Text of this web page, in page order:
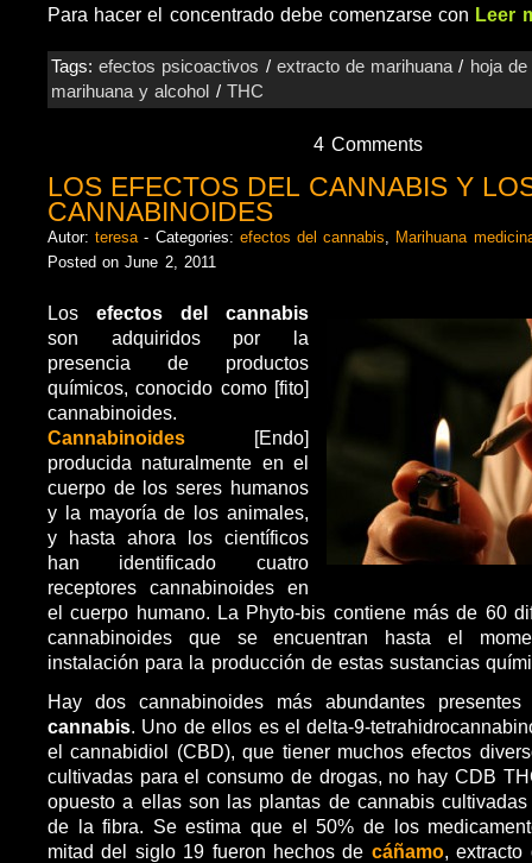
Para hacer el concentrado debe comenzarse con Leer
Tags:efectos psicoactivos / extracto de marihuana / hoja
marihuana y alcohol / THC
4 Comments
LOS EFECTOS DEL CANNABIS Y
CANNABINOIDES
Autor:teresa - Categories: efectos del cannabis
Marihuana
Posted on June 2, 2011
Los efectos del cannabis
son adquiridos por la
presencia de productos
químicos, conocido como [fito]
cannabinoides.
Cannabinoides
[Endo]
producida naturalmente en el
cuerpo de los seres humanos
y la mayoría de los animales,
y hasta ahora los científicos
han identificado cuatro
receptores cannabinoides en
el cuerpo humano. La Phyto-bis contiene más de 60
cannabinoides que se encuentran hasta el
instalación para la producción de estas sustancias
Hay dos cannabinoides más abundantes
cannabis. Uno de ellos es el delta-9-
el cannabidiol (CBD), que tiener muchos efectos
cultivadas para el consumo de drogas, no hay CDB
opuesto a ellas son las plantas de cannabis
de la fibra. Se estima que el 50% de los
mitad del siglo 19 fueron hechos de cáñamo, extracto